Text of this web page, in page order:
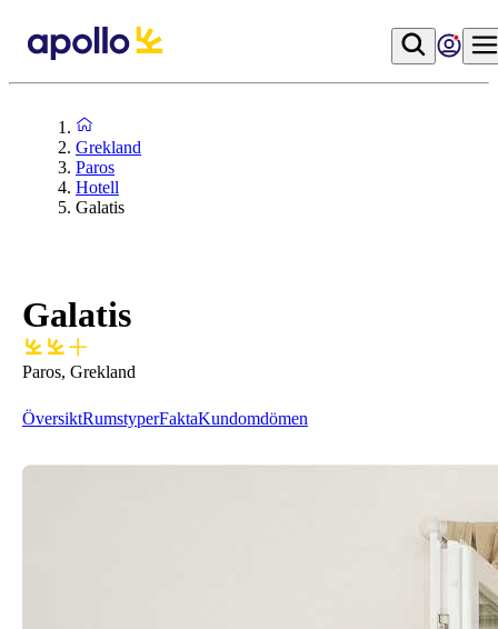
Grekland
Paros
Hotell
Galatis
Galatis
Paros, Grekland
ÖversiktRumstyperFaktaKundomdömen